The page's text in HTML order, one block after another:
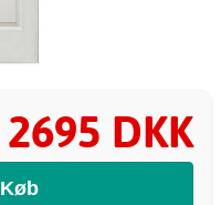
2695 DKK